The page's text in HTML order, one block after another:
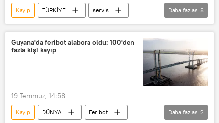
Kayıp TÜRKİYE
servis
okul servis minibüsü
Şoför
Servis şoförü
kayıp ilanı
ölü bulundu
Daha fazlası 8
Guyana'da feribot alabora oldu: 100'den
fazla kişi kayıp
19 Temmuz, 14:58
Kayıp DÜNYA
Feribot
Daha fazlası 2